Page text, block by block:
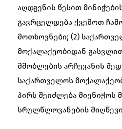
აღდგენის წესით
გავრცელდება ქვემოთ
მოთხოვნები; (2)
მოქალაქეობიდან
მშობლების არჩევანის
საქართველოს
პირს შეიძლება მიენიჭოს
სრულწლოვანების